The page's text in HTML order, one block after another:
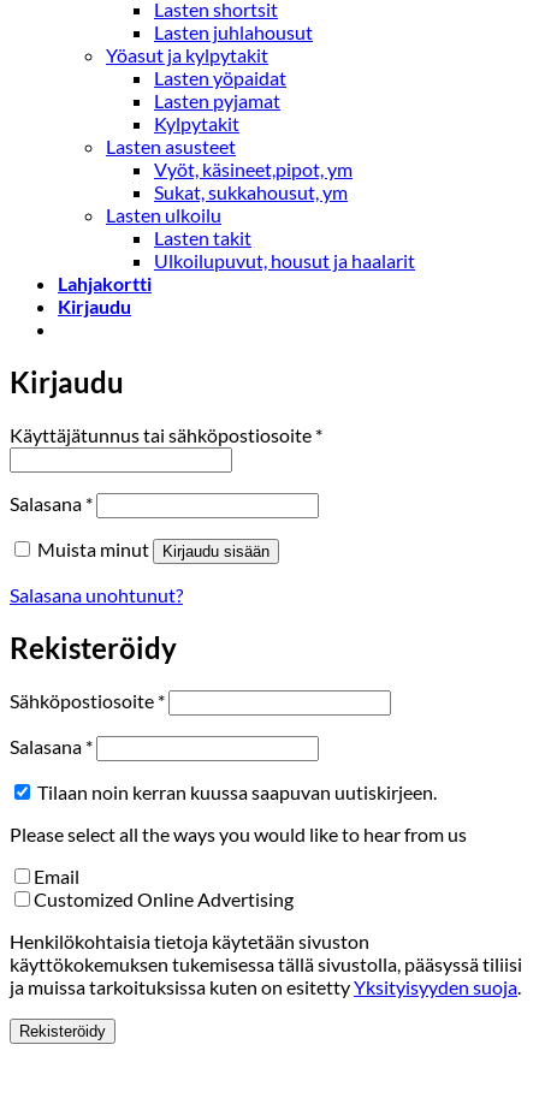
Lasten shortsit
Lasten juhlahousut
Yöasut ja kylpytakit
Lasten yöpaidat
Lasten pyjamat
Kylpytakit
Lasten asusteet
Vyöt, käsineet,pipot, ym
Sukat, sukkahousut, ym
Lasten ulkoilu
Lasten takit
Ulkoilupuvut, housut ja haalarit
Lahjakortti
Kirjaudu
Kirjaudu
Käyttäjätunnus tai sähköpostiosoite *Vaaditaan
Salasana *Vaaditaan
Muista minut Kirjaudu sisään
Salasana unohtunut?
Rekisteröidy
Sähköpostiosoite *Vaaditaan
Salasana *Vaaditaan
Tilaan noin kerran kuussa saapuvan uutiskirjeen.
Please select all the ways you would like to hear from us
Email
Customized Online Advertising
Henkilökohtaisia tietoja käytetään sivuston
käyttökokemuksen tukemisessa tällä sivustolla, pääsyssä tiliisi
ja muissa tarkoituksissa kuten on esitettyYksityisyyden suoja
Rekisteröidy